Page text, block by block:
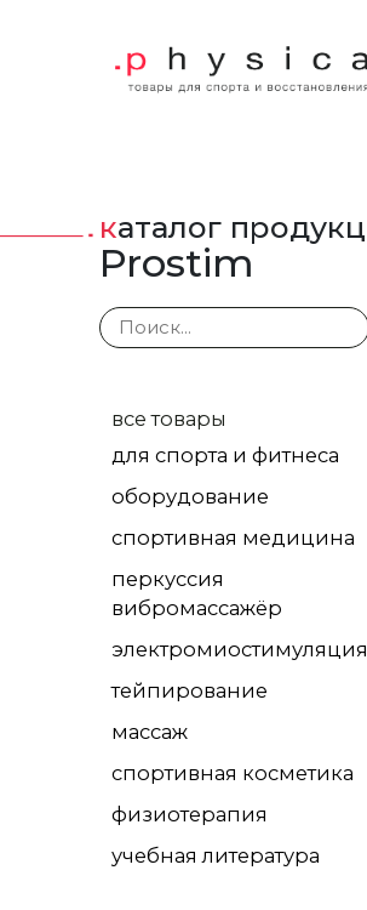
каталог
Prostim
все товары
для спорта и фитнеса
оборудование
спортивная медицина
перкуссия
вибромассажёр
электромиостимуляция
тейпирование
массаж
спортивная косметика
физиотерапия
учебная литература